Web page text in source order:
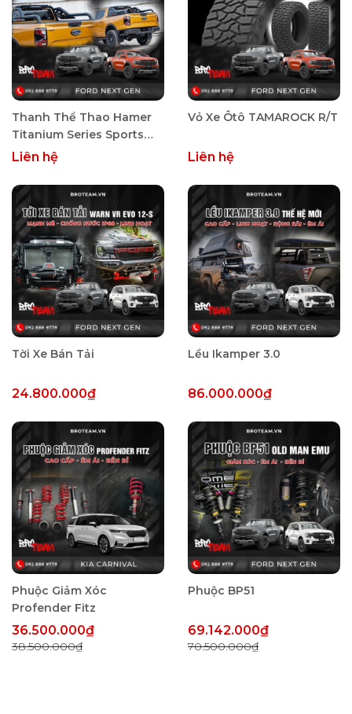
Thanh Thể Thao Hamer
Titanium Series Sports
Bar Cho Xe Bán Tải
Liên hệ
Vỏ Xe Ôtô TAMAROCK R/T
Liên hệ
Tời Xe Bán Tải
24.800.000₫
Lều Ikamper 3.0
86.000.000₫
Phuộc Giảm Xóc
Profender Fitz
36.500.000₫
38.500.000₫
Phuộc BP51
69.142.000₫
70.500.000₫